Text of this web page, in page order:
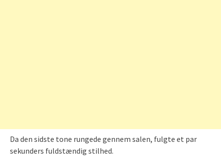
Da den sidste tone rungede gennem salen, fulgte et par
sekunders fuldstændig stilhed.